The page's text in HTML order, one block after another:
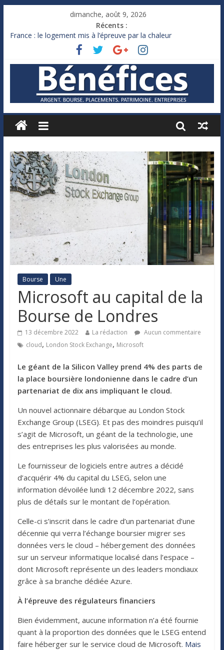
dimanche, août 9, 2026
Récents :
France : le logement mis à l’épreuve par la chaleur
Des milliards de dollars de droits de douane déjà remboursés
Royaume-Uni : Andy Burnham recule sur l’impôt
Xavier Niel, le milliardaire qui ne touche presque rien
Ruée des fortunes russes vers l’étranger
Bourse Une
Microsoft au capital de la
Bourse de Londres
13 décembre 2022 La rédaction
Aucun commentaire
cloud, London Stock Exchange, Microsoft
Le géant de la Silicon Valley prend 4% des parts de
la place boursière londonienne dans le cadre d’un
partenariat de dix ans impliquant le cloud.
Un nouvel actionnaire débarque au London Stock
Exchange Group (LSEG). Et pas des moindres puisqu’il
s’agit de Microsoft, un géant de la technologie, une
des entreprises les plus valorisées au monde.
Le fournisseur de logiciels entre autres a décidé
d’acquérir 4% du capital du LSEG, selon une
information dévoilée lundi 12 décembre 2022, sans
plus de détails sur le montant de l’opération.
Celle-ci s’inscrit dans le cadre d’un partenariat d’une
décennie qui verra l’échange boursier migrer ses
données vers le cloud – hébergement des données
sur un serveur informatique localisé dans l’espace –
dont Microsoft représente un des leaders mondiaux
grâce à sa branche dédiée Azure.
À l’épreuve des régulateurs financiers
Bien évidemment, aucune information n’a été fournie
quant à la proportion des données que le LSEG entend
faire héberger sur le service cloud de Microsoft. Mais